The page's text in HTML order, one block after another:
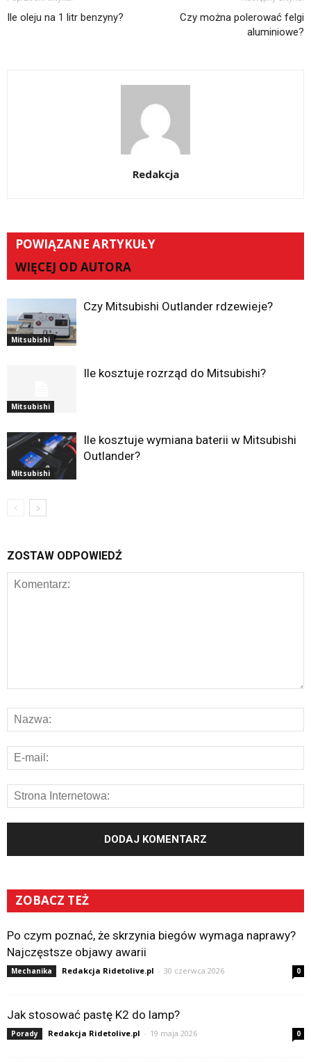
Ile oleju na 1 litr benzyny?
Czy można polerować felgi
aluminiowe?
Redakcja
POWIĄZANE ARTYKUŁY
WIĘCEJ OD AUTORA
Mitsubishi
Czy Mitsubishi Outlander rdzewieje?
Mitsubishi
Ile kosztuje rozrząd do Mitsubishi?
Mitsubishi
Ile kosztuje wymiana baterii w Mitsubishi
Outlander?
ZOSTAW ODPOWIEDŹ
ZOBACZ TEŻ
Po czym poznać, że skrzynia biegów wymaga naprawy?
Najczęstsze objawy awarii
Mechanika Redakcja Ridetolive.pl - 30 czerwca 2026 0
Jak stosować pastę K2 do lamp?
Porady Redakcja Ridetolive.pl - 19 maja 2026 0